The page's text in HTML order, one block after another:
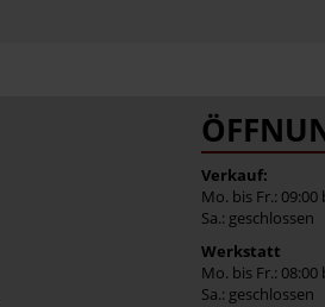
Verkauf:
Mo. bis Fr.: 09:00
Sa.: geschlossen
Werkstatt
Mo. bis Fr.: 08:00
Sa.: geschlossen